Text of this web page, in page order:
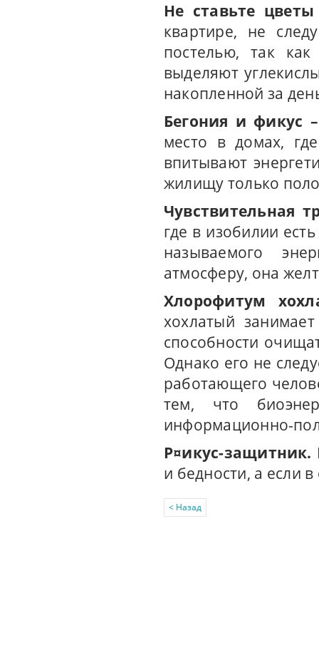
Не ставьте
квартире, не
постелью, так
выделяют
накопленной за
Бегония и фикус
место в домах,
впитывают
жилищу только
Чувствительная
где в изобилии
называемого
атмосферу, она
Хлорофитум
хохлатый
способности
Однако его не
работающего
тем, что
информационно-
Р¤икус-защитник.
и бедности, а если
< Назад